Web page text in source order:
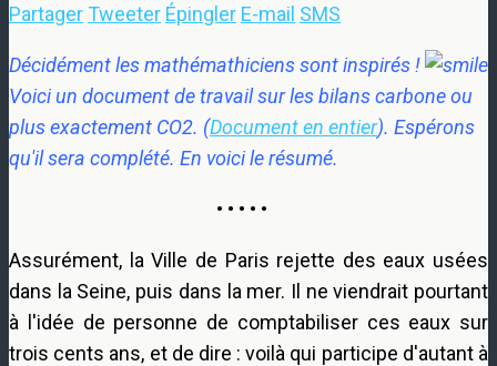
Partager Tweeter Épingler E-mail SMS
Décidément les mathémathiciens sont inspirés !
Voici un document de travail sur les bilans carbone ou
plus exactement CO2. (Document en entier). Espérons
qu'il sera complété. En voici le résumé.
• • • • •
Assurément, la Ville de Paris rejette des eaux usées
dans la Seine, puis dans la mer. Il ne viendrait pourtant
à l'idée de personne de comptabiliser ces eaux sur
trois cents ans, et de dire : voilà qui participe d'autant à